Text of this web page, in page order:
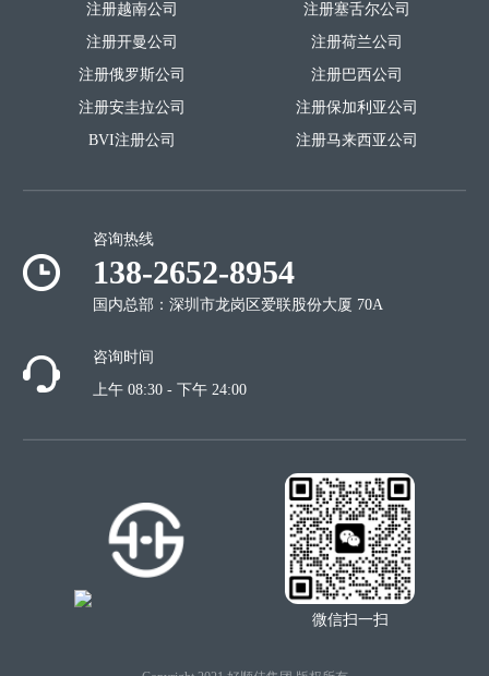
注册越南公司
注册开曼公司
注册俄罗斯公司
注册安圭拉公司
BVI注册公司
注册塞舌尔公司
注册荷兰公司
注册巴西公司
注册保加利亚公司
注册马来西亚公司
咨询热线
138-2652-8954
国内总部：深圳市龙岗区爱联股份大厦 70A
咨询时间
上午 08:30 - 下午 24:00
微信扫一扫